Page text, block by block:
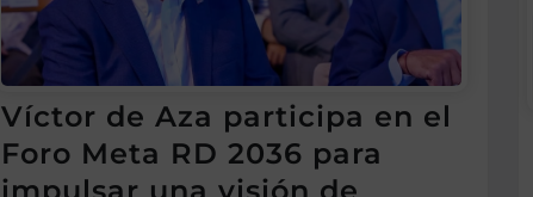
Víctor de Aza participa en el
Foro Meta RD 2036 para